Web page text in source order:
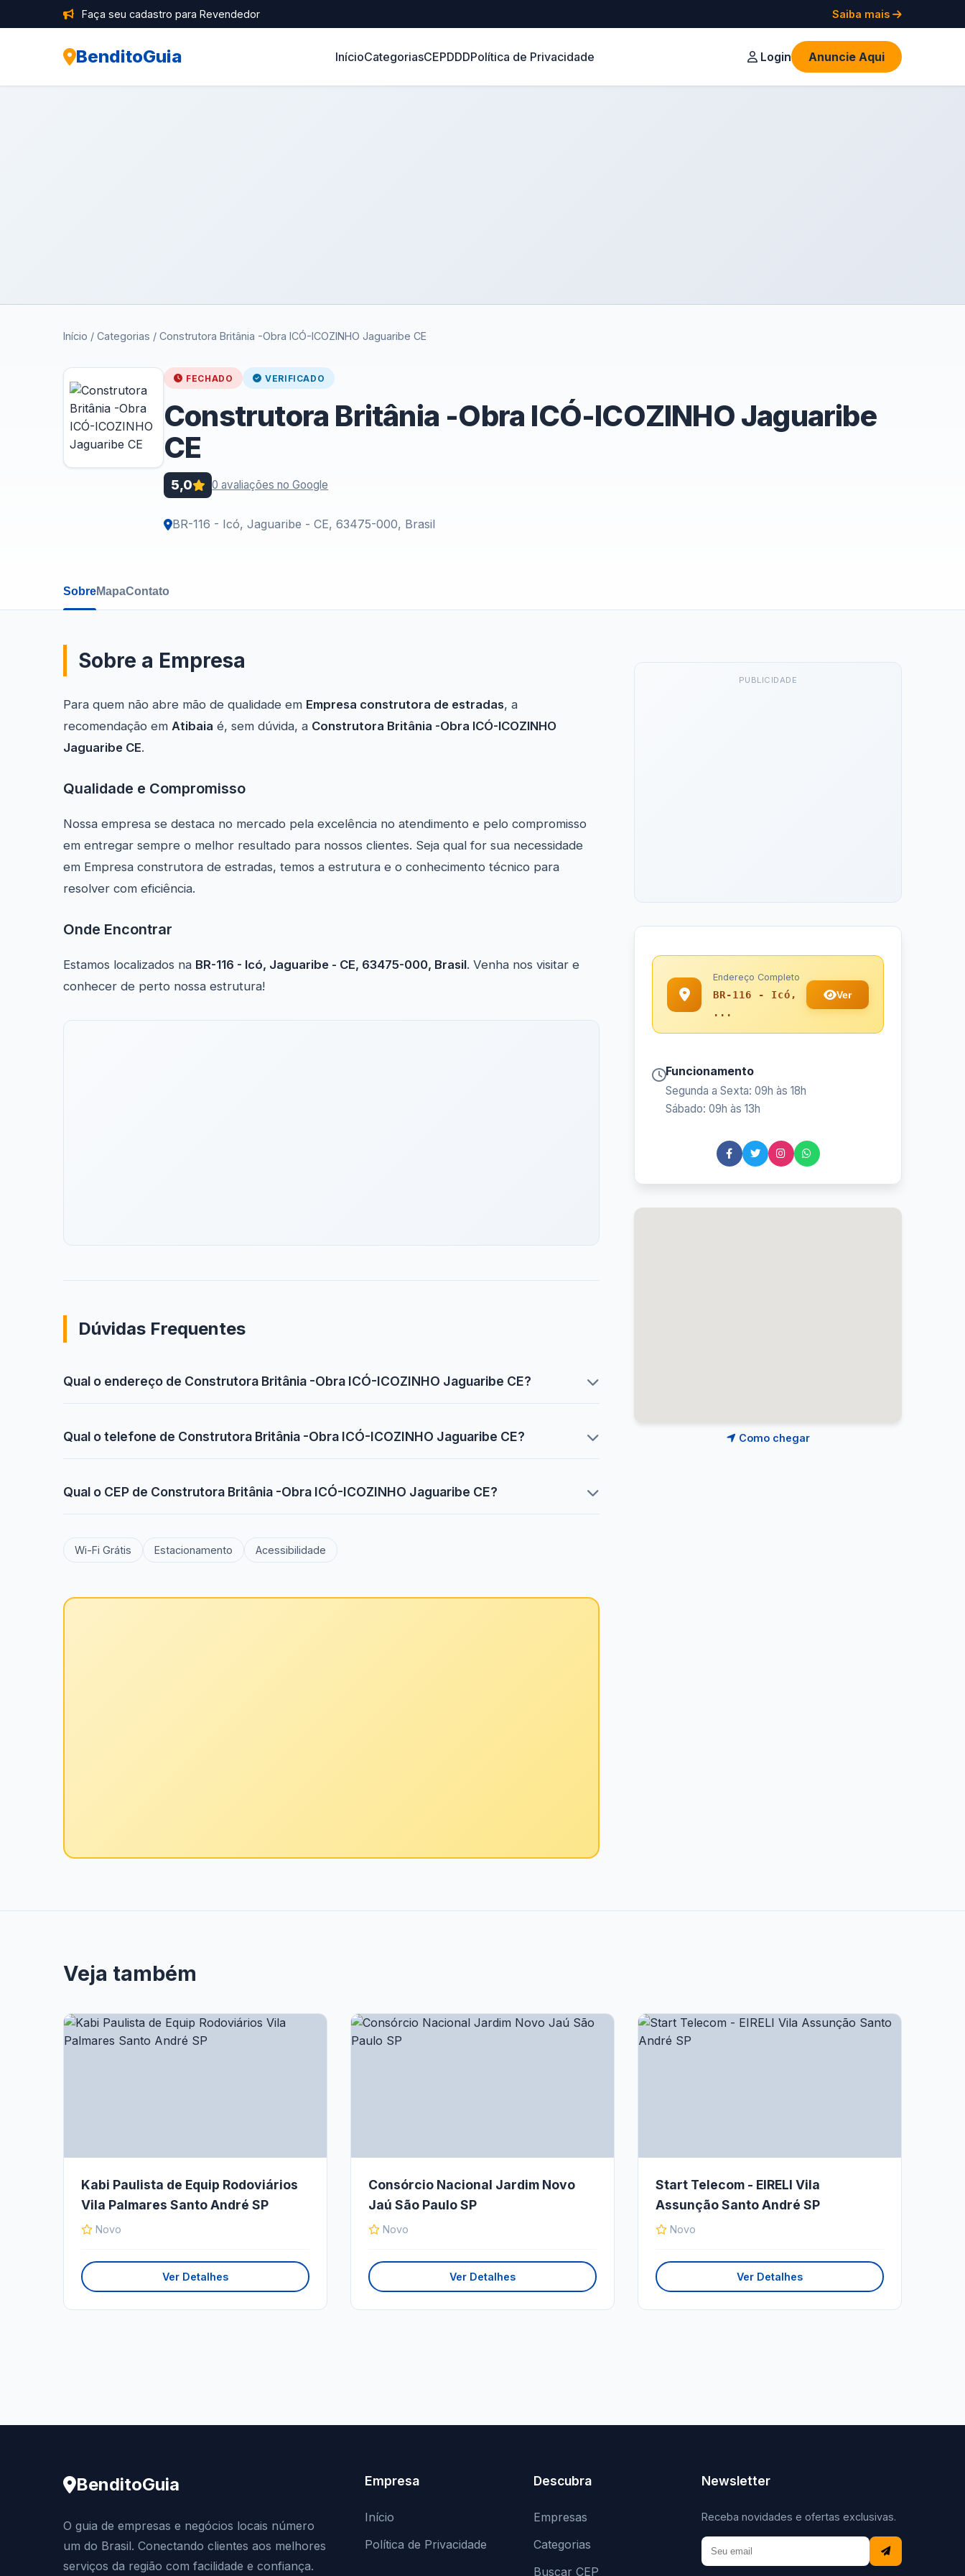
Faça seu cadastro para Revendedor Saiba mais
BenditoGuia InícioCategoriasCEPDDDPolítica de Privacidade Login Anuncie Aqui
Início / Categorias / Construtora Britânia -Obra ICÓ-ICOZINHO Jaguaribe CE
FECHADO VERIFICADO
Construtora Britânia -Obra ICÓ-ICOZINHO Jaguaribe
CE
5,0 0 avaliações no Google
BR-116 - Icó, Jaguaribe - CE, 63475-000, Brasil
SobreMapaContato
Sobre a Empresa
Para quem não abre mão de qualidade em Empresa construtora de estradas, a
recomendação em Atibaia é, sem dúvida, a Construtora Britânia -Obra ICÓ-ICOZINHO
Jaguaribe CE.
Qualidade e Compromisso
Nossa empresa se destaca no mercado pela excelência no atendimento e pelo compromisso
em entregar sempre o melhor resultado para nossos clientes. Seja qual for sua necessidade
em Empresa construtora de estradas, temos a estrutura e o conhecimento técnico para
resolver com eficiência.
Onde Encontrar
Estamos localizados na BR-116 - Icó, Jaguaribe - CE, 63475-000, Brasil. Venha nos visitar e
conhecer de perto nossa estrutura!
Dúvidas Frequentes
Qual o endereço de Construtora Britânia -Obra ICÓ-ICOZINHO Jaguaribe CE?
Qual o telefone de Construtora Britânia -Obra ICÓ-ICOZINHO Jaguaribe CE?
Qual o CEP de Construtora Britânia -Obra ICÓ-ICOZINHO Jaguaribe CE?
Wi-Fi Grátis Estacionamento Acessibilidade
PUBLICIDADE
Endereço Completo
BR-116 - Icó,
...
Ver
Funcionamento
Segunda a Sexta: 09h às 18h
Sábado: 09h às 13h
Como chegar
Veja também
Kabi Paulista de Equip Rodoviários
Vila Palmares Santo André SP
Novo
Ver Detalhes
Consórcio Nacional Jardim Novo
Jaú São Paulo SP
Novo
Ver Detalhes
Start Telecom - EIRELI Vila
Assunção Santo André SP
Novo
Ver Detalhes
BenditoGuia
O guia de empresas e negócios locais número
um do Brasil. Conectando clientes aos melhores
serviços da região com facilidade e confiança.
Empresa
Início
Política de Privacidade
Descubra
Empresas
Categorias
Buscar CEP
Newsletter
Receba novidades e ofertas exclusivas.